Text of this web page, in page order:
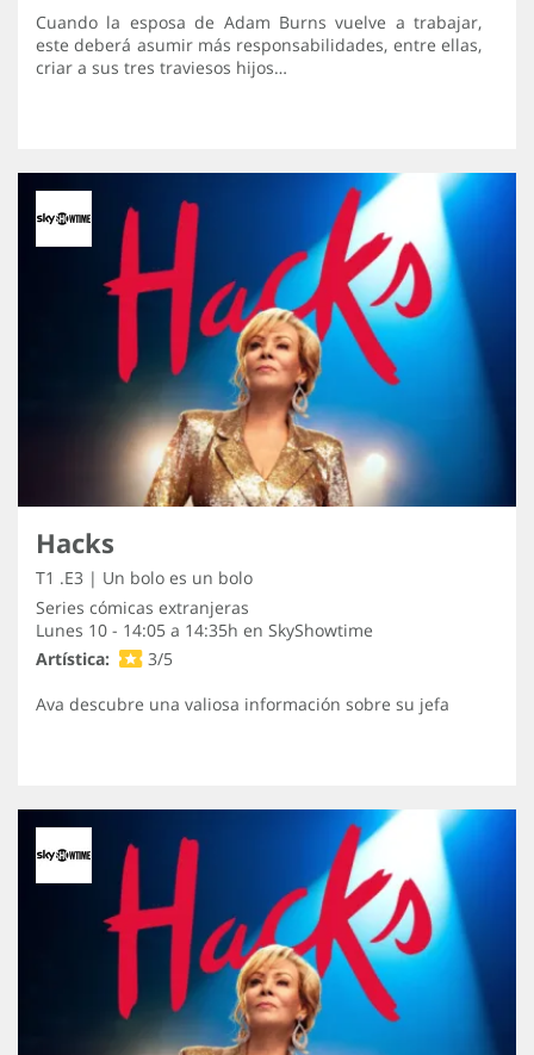
Cuando la esposa de Adam Burns vuelve a trabajar,
este deberá asumir más responsabilidades, entre ellas,
criar a sus tres traviesos hijos…
Hacks
T1 .E3 | Un bolo es un bolo
Series cómicas extranjeras
Lunes 10 - 14:05 a 14:35h en SkyShowtime
Artística:
3/5
Ava descubre una valiosa información sobre su jefa